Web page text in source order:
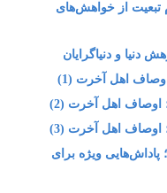
تبعيت از خواهش‌های
دنيا و دنياگرايان
اهل آخرت (1)
اوصاف اهل آخرت (2)
اهل آخرت (3)
پاداش‌هایی ویژه برای